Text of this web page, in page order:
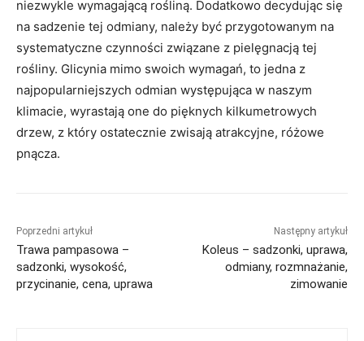
niezwykle wymagającą rośliną. Dodatkowo decydując się
na sadzenie tej odmiany, należy być przygotowanym na
systematyczne czynności związane z pielęgnacją tej
rośliny. Glicynia mimo swoich wymagań, to jedna z
najpopularniejszych odmian występująca w naszym
klimacie, wyrastają one do pięknych kilkumetrowych
drzew, z który ostatecznie zwisają atrakcyjne, różowe
pnącza.
Poprzedni artykuł
Trawa pampasowa –
sadzonki, wysokość,
przycinanie, cena, uprawa
Następny artykuł
Koleus – sadzonki, uprawa,
odmiany, rozmnażanie,
zimowanie